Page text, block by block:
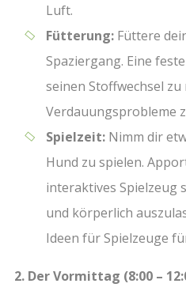
Luft.
Fütterung: Füttere
Spaziergang. Eine
seinen Stoffwechsel
Verdauungsprobleme
Spielzeit: Nimm dir
Hund zu spielen.
interaktives Spielzeug
und körperlich
Ideen für Spielzeuge
2. Der Vormittag (8:00 –